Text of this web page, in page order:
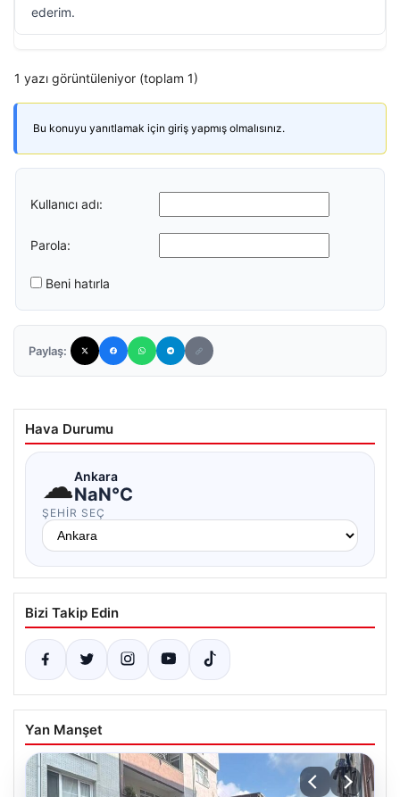
ederim.
1 yazı görüntüleniyor (toplam 1)
Bu konuyu yanıtlamak için giriş yapmış olmalısınız.
Kullanıcı adı:
Parola:
Beni hatırla
Paylaş:
Hava Durumu
☁Ankara
NaN°C
ŞEHIR SEÇ
Bizi Takip Edin
Yan Manşet